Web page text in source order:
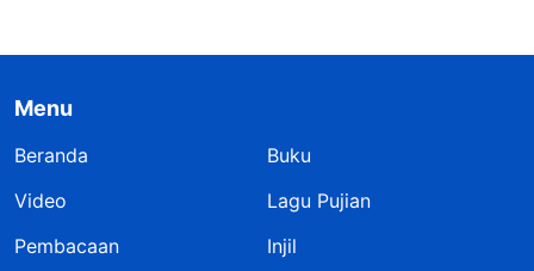
Menu
Beranda
Buku
Video
Lagu Pujian
Pembacaan
Injil